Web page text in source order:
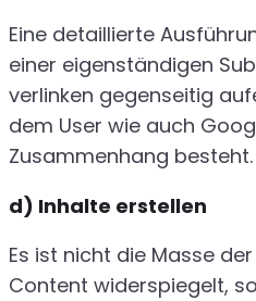
Eine detaillierte
einer eigenständigen
verlinken gegenseitig
dem User wie auch
Zusammenhang besteht.
d) Inhalte erstellen
Es ist nicht die Masse
Content widerspiegelt,